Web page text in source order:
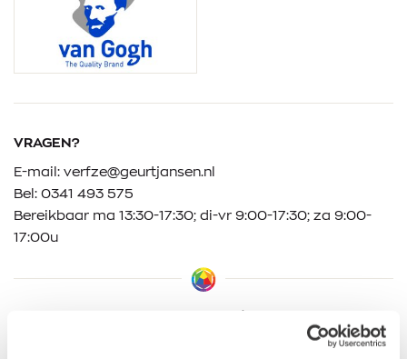
VRAGEN?
E-mail: verfze@geurtjansen.nl
Bel: 0341 493 575
Bereikbaar ma 13:30-17:30; di-vr 9:00-17:30; za 9:00-
17:00u
9.5/10 (1365 beoordelingen)